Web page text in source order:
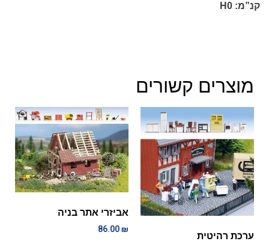
קנ”מ: H0
מוצרים קשורים
ערכת רהיטית
אביזרי אתר בניה
86.00₪